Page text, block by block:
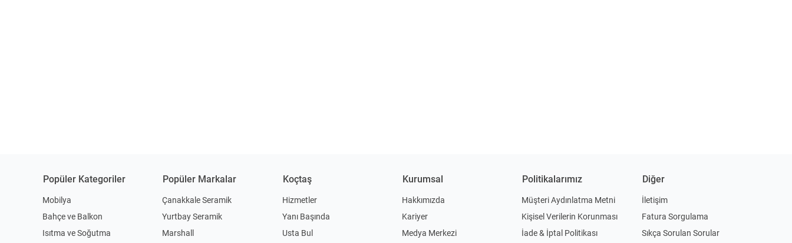
Popüler Kategoriler
Mobilya
Bahçe ve Balkon
Isıtma ve Soğutma
Popüler Markalar
Çanakkale Seramik
Yurtbay Seramik
Marshall
Koçtaş
Hizmetler
Yanı Başında
Usta Bul
Kurumsal
Hakkımızda
Kariyer
Medya Merkezi
Politikalarımız
Müşteri Aydınlatma Metni
Kişisel Verilerin Korunması
İade & İptal Politikası
Diğer
İletişim
Fatura Sorgulama
Sıkça Sorulan Sorular